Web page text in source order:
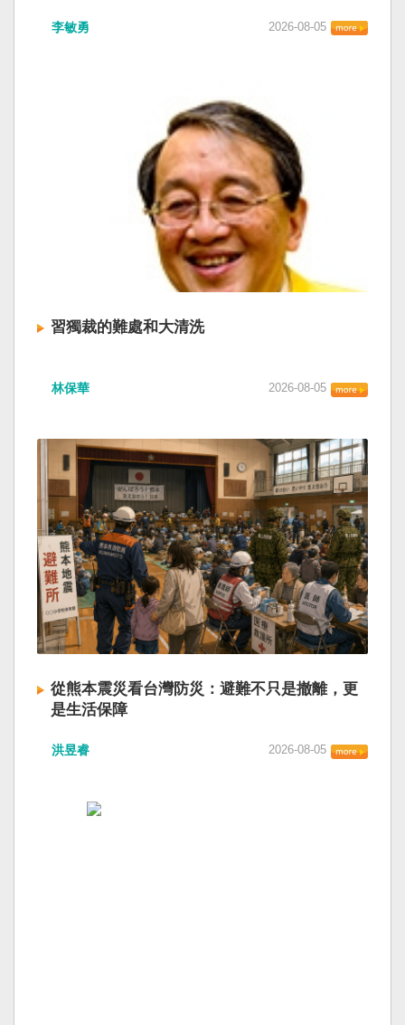
李敏勇 2026-08-05
習獨裁的難處和大清洗
林保華 2026-08-05
從熊本震災看台灣防災：避難不只是撤離，更
是生活保障
洪昱睿 2026-08-05